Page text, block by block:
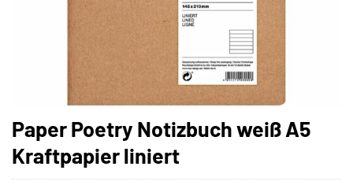
Paper Poetry Notizbuch weiß A5
Kraftpapier liniert